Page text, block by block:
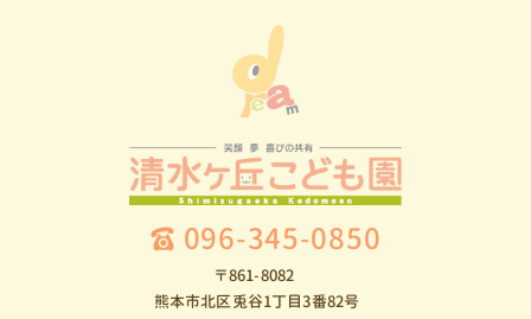
096-345-0850
〒861-8082
熊本市北区兎谷1丁目3番82号